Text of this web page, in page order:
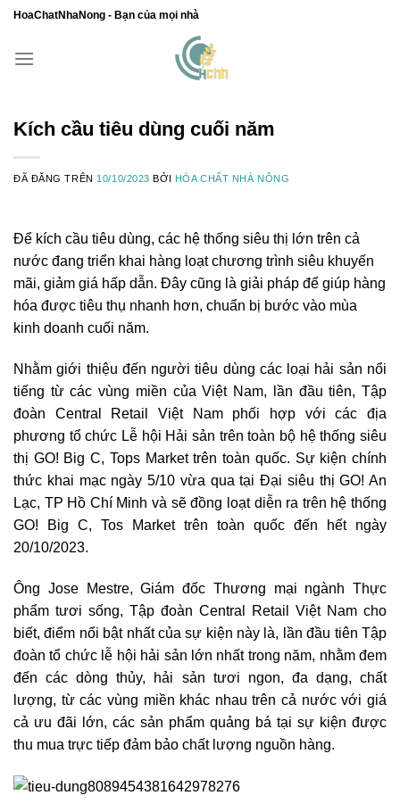
Chuyển
nội
HoaChatNhaNong - Bạn của mọi nhà
Kích cầu tiêu dùng cuối năm
ĐÃ ĐĂNG TRÊN 10/10/2023 BỞI HÓA CHẤT NHÀ NÔNG
Để kích cầu tiêu dùng, các hệ thống siêu thị lớn trên cả
nước đang triển khai hàng loạt chương trình siêu khuyến
mãi, giảm giá hấp dẫn. Đây cũng là giải pháp để giúp hàng
hóa được tiêu thụ nhanh hơn, chuẩn bị bước vào mùa
kinh doanh cuối năm.
Nhằm giới thiệu đến người tiêu dùng các loại hải sản nổi
tiếng từ các vùng miền của Việt Nam, lần đầu tiên, Tập
đoàn Central Retail Việt Nam phối hợp với các địa
phương tổ chức Lễ hội Hải sản trên toàn bộ hệ thống siêu
thị GO! Big C, Tops Market trên toàn quốc. Sự kiện chính
thức khai mạc ngày 5/10 vừa qua tại Đại siêu thị GO! An
Lạc, TP Hồ Chí Minh và sẽ đồng loạt diễn ra trên hệ thống
GO! Big C, Tos Market trên toàn quốc đến hết ngày
20/10/2023.
Ông Jose Mestre, Giám đốc Thương mại ngành Thực
phẩm tươi sống, Tập đoàn Central Retail Việt Nam cho
biết, điểm nổi bật nhất của sự kiện này là, lần đầu tiên Tập
đoàn tổ chức lễ hội hải sản lớn nhất trong năm, nhằm đem
đến các dòng thủy, hải sản tươi ngon, đa dạng, chất
lượng, từ các vùng miền khác nhau trên cả nước với giá
cả ưu đãi lớn, các sản phẩm quảng bá tại sự kiện được
thu mua trực tiếp đảm bảo chất lượng nguồn hàng.